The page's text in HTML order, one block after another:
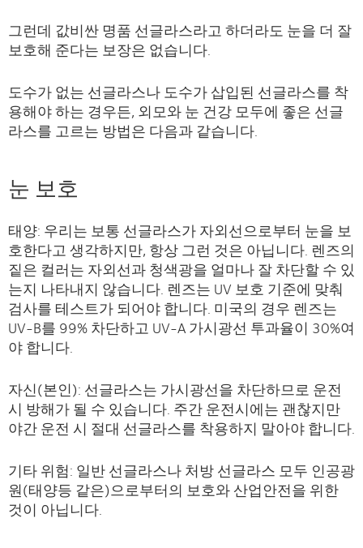
그런데 값비싼 명품 선글라스라고 하더라도 눈을 더 잘
보호해 준다는 보장은 없습니다.
도수가 없는 선글라스나 도수가 삽입된 선글라스를 착
용해야 하는 경우든, 외모와 눈 건강 모두에 좋은 선글
라스를 고르는 방법은 다음과 같습니다.
눈 보호
태양: 우리는 보통 선글라스가 자외선으로부터 눈을 보
호한다고 생각하지만, 항상 그런 것은 아닙니다. 렌즈의
짙은 컬러는 자외선과 청색광을 얼마나 잘 차단할 수 있
는지 나타내지 않습니다. 렌즈는 UV 보호 기준에 맞춰
검사를 테스트가 되어야 합니다. 미국의 경우 렌즈는
UV-B를 99% 차단하고 UV-A 가시광선 투과율이 30%여
야 합니다.
자신(본인): 선글라스는 가시광선을 차단하므로 운전
시 방해가 될 수 있습니다. 주간 운전시에는 괜찮지만
야간 운전 시 절대 선글라스를 착용하지 말아야 합니다.
기타 위험: 일반 선글라스나 처방 선글라스 모두 인공광
원(태양등 같은)으로부터의 보호와 산업안전을 위한
것이 아닙니다.